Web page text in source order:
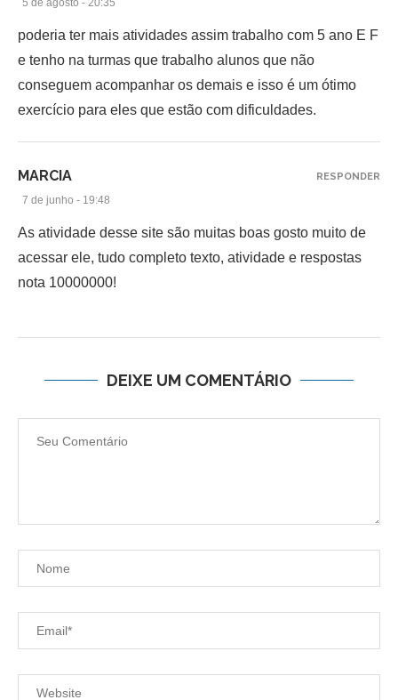
poderia ter mais atividades assim trabalho com 5 ano E F
e tenho na turmas que trabalho alunos que não
conseguem acompanhar os demais e isso é um ótimo
exercício para eles que estão com dificuldades.
MARCIA
7 de junho - 19:48
As atividade desse site são muitas boas gosto muito de
acessar ele, tudo completo texto, atividade e respostas
nota 10000000!
RESPONDER
DEIXE UM COMENTÁRIO